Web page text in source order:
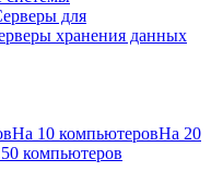
для
хранения данных
На 10 компьютеровНа 20
компьютеров